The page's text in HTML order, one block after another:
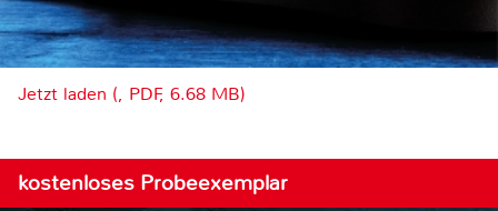
Jetzt laden (, PDF, 6.68 MB)
kostenloses Probeexemplar